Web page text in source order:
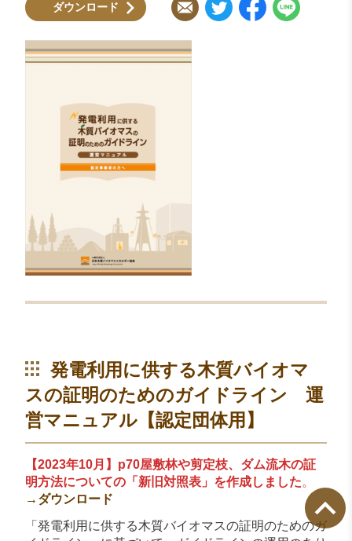
ダウンロード
発電利用に供する木質バイオマ
スの証明のためのガイドライン 運
営マニュアル【認定団体用】
【2023年10月】p70屋敷林や剪定枝、ダム流木の証
明方法についての「新旧対照表」を作成しました。
→ダウンロード
「発電利用に供する木質バイオマスの証明のためのガ